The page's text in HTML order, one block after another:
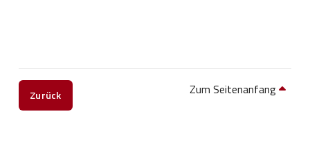
Zurück Zum Seitenanfang